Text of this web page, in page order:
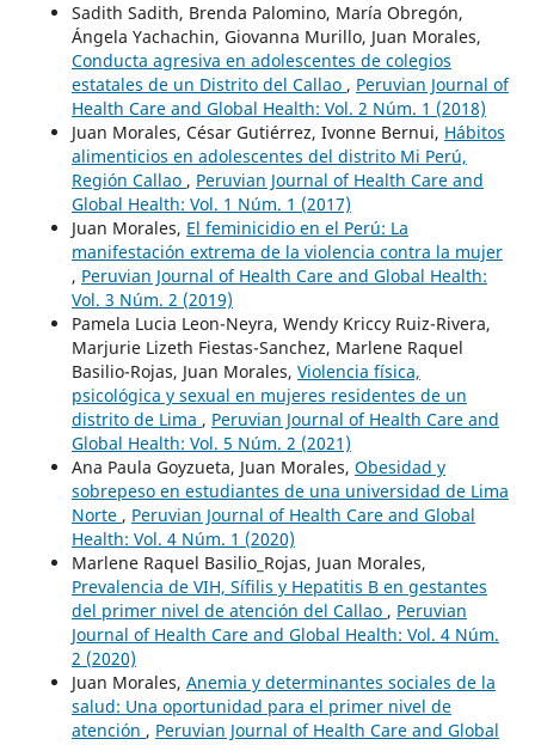
Sadith Sadith, Brenda Palomino, María Obregón,
Ángela Yachachin, Giovanna Murillo, Juan Morales,
Conducta agresiva en adolescentes de colegios
estatales de un Distrito del Callao , Peruvian Journal of
Health Care and Global Health: Vol. 2 Núm. 1 (2018)
Juan Morales, César Gutiérrez, Ivonne Bernui, Hábitos
alimenticios en adolescentes del distrito Mi Perú,
Región Callao , Peruvian Journal of Health Care and
Global Health: Vol. 1 Núm. 1 (2017)
Juan Morales, El feminicidio en el Perú: La
manifestación extrema de la violencia contra la mujer
, Peruvian Journal of Health Care and Global Health:
Vol. 3 Núm. 2 (2019)
Pamela Lucia Leon-Neyra, Wendy Kriccy Ruiz-Rivera,
Marjurie Lizeth Fiestas-Sanchez, Marlene Raquel
Basilio-Rojas, Juan Morales, Violencia física,
psicológica y sexual en mujeres residentes de un
distrito de Lima , Peruvian Journal of Health Care and
Global Health: Vol. 5 Núm. 2 (2021)
Ana Paula Goyzueta, Juan Morales, Obesidad y
sobrepeso en estudiantes de una universidad de Lima
Norte , Peruvian Journal of Health Care and Global
Health: Vol. 4 Núm. 1 (2020)
Marlene Raquel Basilio_Rojas, Juan Morales,
Prevalencia de VIH, Sífilis y Hepatitis B en gestantes
del primer nivel de atención del Callao , Peruvian
Journal of Health Care and Global Health: Vol. 4 Núm.
2 (2020)
Juan Morales, Anemia y determinantes sociales de la
salud: Una oportunidad para el primer nivel de
atención , Peruvian Journal of Health Care and Global